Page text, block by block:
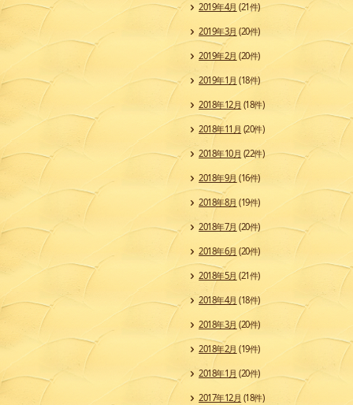
2019年4月 (21件)
2019年3月 (20件)
2019年2月 (20件)
2019年1月 (18件)
2018年12月 (18件)
2018年11月 (20件)
2018年10月 (22件)
2018年9月 (16件)
2018年8月 (19件)
2018年7月 (20件)
2018年6月 (20件)
2018年5月 (21件)
2018年4月 (18件)
2018年3月 (20件)
2018年2月 (19件)
2018年1月 (20件)
2017年12月 (18件)